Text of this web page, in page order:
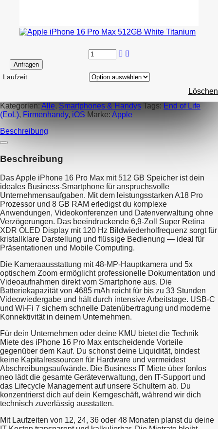
Anfragen
Laufzeit
Löschen
Kategorien: Alle, Smartphones & Handys Tags: End of Life
(EoL), Firmenhandy, iOS Marke: Apple
Beschreibung
Beschreibung
Das Apple iPhone 16 Pro Max mit 512 GB Speicher ist dein
ideales Business-Smartphone für anspruchsvolle
Unternehmensaufgaben. Mit dem leistungsstarken A18 Pro
Prozessor und 8 GB RAM erledigst du komplexe
Anwendungen, Videokonferenzen und Datenverwaltung ohne
Verzögerungen. Das beeindruckende 6,9-Zoll Super Retina
XDR OLED Display mit 120 Hz Bildwiederholfrequenz sorgt für
kristallklare Darstellung und flüssige Bedienung — ideal für
Präsentationen und Mobile Computing.
Die Kameraausstattung mit 48-MP-Hauptkamera und 5x
optischem Zoom ermöglicht professionelle Dokumentation und
Videoaufnahmen direkt vom Smartphone aus. Die
Batteriekapazität von 4685 mAh reicht für bis zu 33 Stunden
Videowiedergabe und hält durch intensive Arbeitstage. USB-C
und Wi-Fi 7 sichern schnelle Datenübertragung und moderne
Konnektivität in deinem Unternehmen.
Für dein Unternehmen oder deine KMU bietet die Technik
Miete des iPhone 16 Pro Max entscheidende Vorteile
gegenüber dem Kauf. Du schonst deine Liquidität, bindest
keine Kapitalressourcen für Hardware und vermeidest
Abschreibungsaufwände. Die Business IT Miete über fonlos
neo lädt die gesamte Geräteverwaltung, den IT-Support und
das Lifecycle Management auf unsere Schultern ab. Du
konzentrierst dich auf dein Kerngeschäft, während wir dich
technisch zuverlässig ausstatten.
Mit Laufzeiten von 12, 24, 36 oder 48 Monaten planst du deine